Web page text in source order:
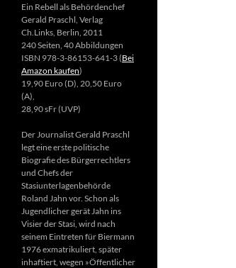
Ein Rebell als Behördenchef
Gerald Praschl, Verlag
Ch.Links, Berlin, 2011
240 Seiten, 40 Abbildungen
ISBN 978-3-86153-641-3 (Bei
Amazon kaufen)
19,90 Euro (D), 20,50 Euro
(A),
28,90 sFr (UVP)
Der Journalist Gerald Praschl
legt eine erste politische
Biografie des Bürgerrechtlers
und Chefs der
Stasiunterlagenbehörde
Roland Jahn vor. Schon als
Jugendlicher gerät Jahn ins
Visier der Stasi, wird nach
seinem Eintreten für Biermann
1976 exmatrikuliert, später
inhaftiert, wegen »Öffentlicher